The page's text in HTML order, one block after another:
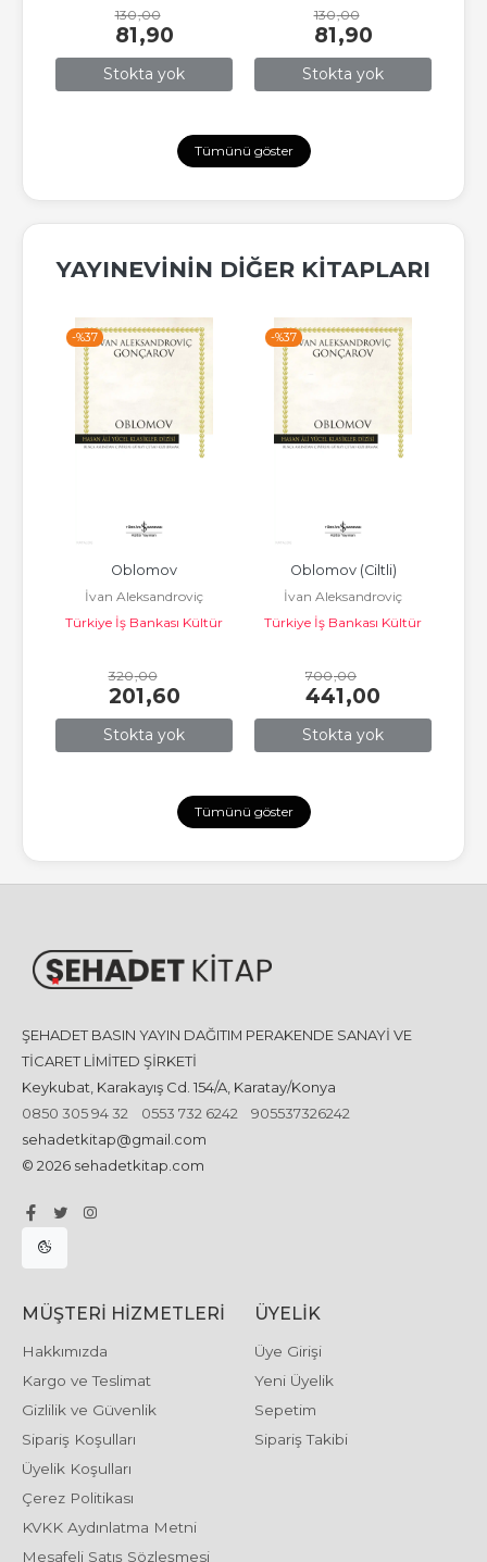
Stokta yok
Yayınları
130,00
81,90
Stokta yok
130,00
81,90
Tümünü göster
YAYINEVININ DIĞER KITAPLARI
-%37
Stokta yok
Oblomov
İvan Aleksandroviç
Gonçarov
Türkiye İş Bankası Kültür
320,00
201,60
-%37
Stokta yok
Oblomov (Ciltli)
İvan Aleksandroviç
Gonçarov
Türkiye İş Bankası Kültür
700,00
441,00
Tümünü göster
ŞEHADET BASIN YAYIN DAĞITIM PERAKENDE SANAYİ VE
TİCARET LİMİTED ŞİRKETİ
Keykubat, Karakayış Cd. 154/A, Karatay/Konya
0850 305 94 32
0553 732 6242
905537326242
sehadetkitap@gmail.com
© 2026 sehadetkitap.com
MÜŞTERI HIZMETLERI
Hakkımızda
Kargo ve Teslimat
Gizlilik ve Güvenlik
Sipariş Koşulları
Üyelik Koşulları
Çerez Politikası
KVKK Aydınlatma Metni
Mesafeli Satış Sözleşmesi
ÜYELIK
Üye Girişi
Yeni Üyelik
Sepetim
Sipariş Takibi